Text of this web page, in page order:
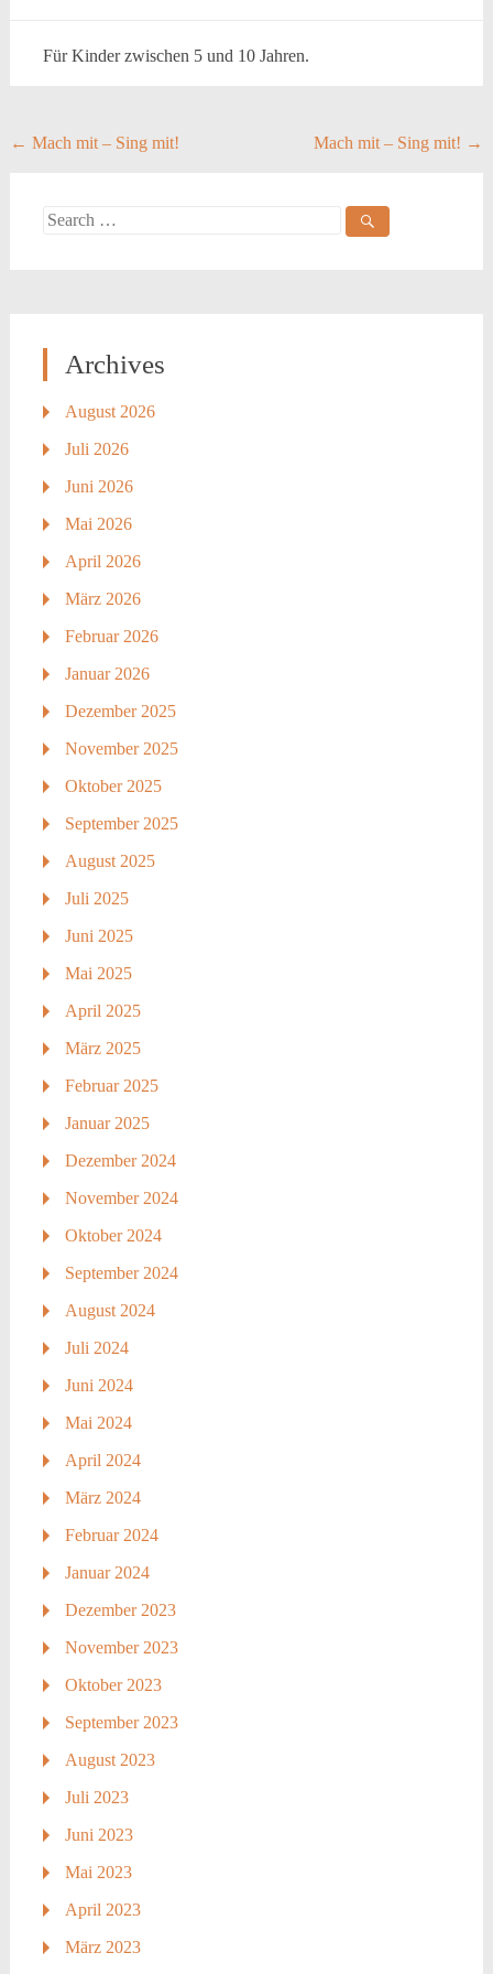
Für Kinder zwischen 5 und 10 Jahren.
Post
← Mach mit – Sing mit! Mach mit – Sing mit! →
Search
Archives
August 2026
Juli 2026
Juni 2026
Mai 2026
April 2026
März 2026
Februar 2026
Januar 2026
Dezember 2025
November 2025
Oktober 2025
September 2025
August 2025
Juli 2025
Juni 2025
Mai 2025
April 2025
März 2025
Februar 2025
Januar 2025
Dezember 2024
November 2024
Oktober 2024
September 2024
August 2024
Juli 2024
Juni 2024
Mai 2024
April 2024
März 2024
Februar 2024
Januar 2024
Dezember 2023
November 2023
Oktober 2023
September 2023
August 2023
Juli 2023
Juni 2023
Mai 2023
April 2023
März 2023